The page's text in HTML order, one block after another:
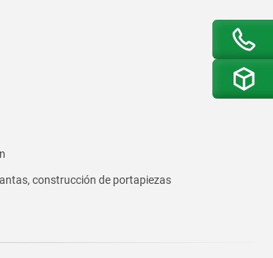
construcción de portapiezas